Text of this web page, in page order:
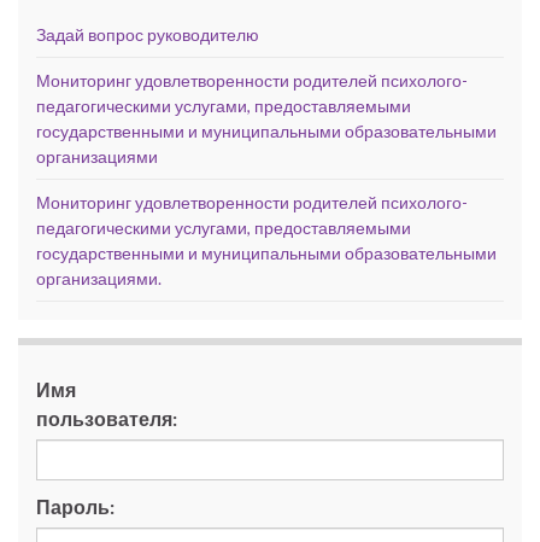
Задай вопрос руководителю
Мониторинг удовлетворенности родителей психолого-
педагогическими услугами, предоставляемыми
государственными и муниципальными образовательными
организациями
Мониторинг удовлетворенности родителей психолого-
педагогическими услугами, предоставляемыми
государственными и муниципальными образовательными
организациями.
Имя
пользователя:
Пароль: